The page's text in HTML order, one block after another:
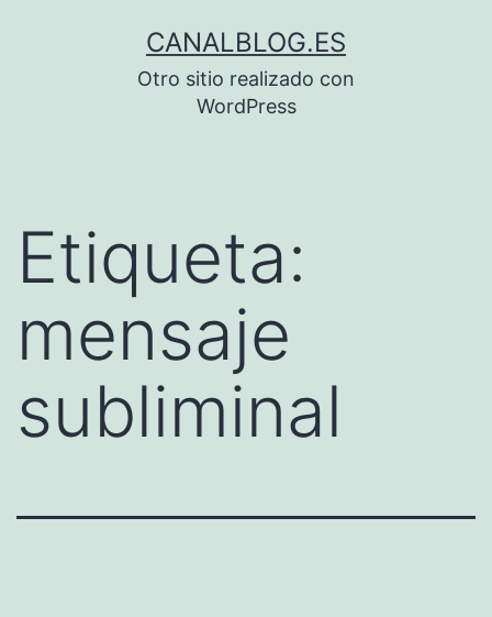
CANALBLOG.ES
Otro sitio realizado con
WordPress
Etiqueta:
mensaje
subliminal